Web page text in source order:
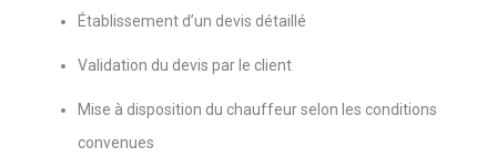
Établissement d’un devis détaillé
Validation du devis par le client
Mise à disposition du chauffeur selon les conditions
convenues